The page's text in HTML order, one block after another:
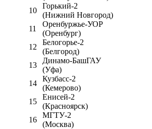
10
Горький-2
(Нижний Новгород)
11
Оренбуржье-УОР
(Оренбург)
12
Белогорье-2
(Белгород)
13
Динамо-БашГАУ
(Уфа)
14
Кузбасс-2
(Кемерово)
15
Енисей-2
(Красноярск)
16
МГТУ-2
(Москва)